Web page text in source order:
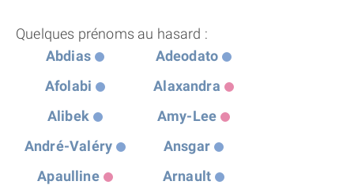
Quelques prénoms au hasard :
Abdias
Adeodato
Afolabi
Alaxandra
Alibek
Amy-Lee
André-Valéry
Ansgar
Apaulline
Arnault